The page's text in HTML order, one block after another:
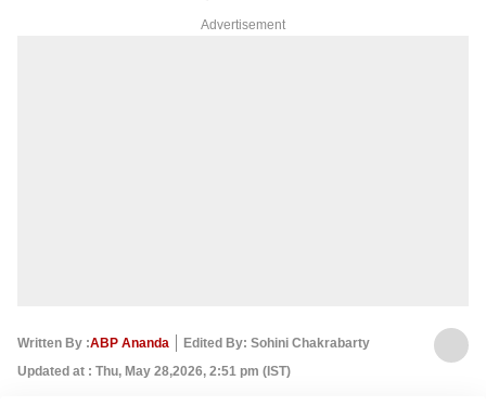
Advertisement
Written By :ABP Ananda
Edited By: Sohini Chakrabarty
Updated at : Thu, May 28,2026, 2:51 pm (IST)